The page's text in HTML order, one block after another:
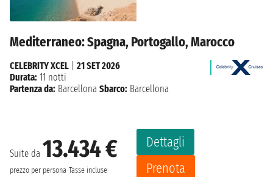
Mediterraneo: Spagna, Portogallo, Marocco
Suite da 13.434 €
prezzo per persona Tasse incluse
Dettagli
Prenota
CELEBRITY XCEL
21 SET 2026
Durata: 11 notti
Partenza da: Barcellona Sbarco: Barcellona